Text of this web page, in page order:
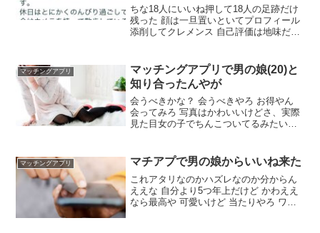
ちな18人にいいね押して18人の足跡だけ
残った 顔は一旦置いといてプロフィール
添削してクレメンス 自己評価は地味だし
書かれてない自分勝手な男 趣味とか書く
ならそれ関連するデートプランとか載せ
られるやろ ガチ？？ やりすぎちゃう？
マッチングアプリ
マッチングアプリで男の娘(20)と
知り合ったんやが
会うべきかな？ 会うべきやろ お得やん
会ってみろ 写真はかわいいけどさ、実際
見た目女の子でちんこついてるみたいな
ええやん イッチの気持ちはわかるで。ワ
イも完全にノンケだけど男の娘モノのAV
で抜きまくっとる
マッチングアプリ マチアプで男の娘からいいね来た
これアタリなのかハズレなのか分からん
ええな 自分より5つ年上だけど かわええ
なら最高や 可愛いけど 当たりやろ ワイ